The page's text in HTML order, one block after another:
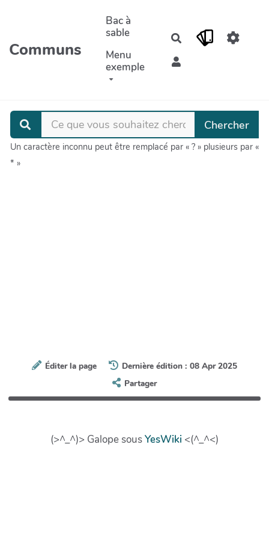
Aller au contenu principal
Communs
Bac à
sable
Menu
exemple
Rechercher
Un caractère inconnu peut être remplacé par « ? » plusieurs par «
* »
Éditer la page
Dernière édition : 08 Apr 2025
Partager
(>^_^)> Galope sousYesWiki <(^_^<)